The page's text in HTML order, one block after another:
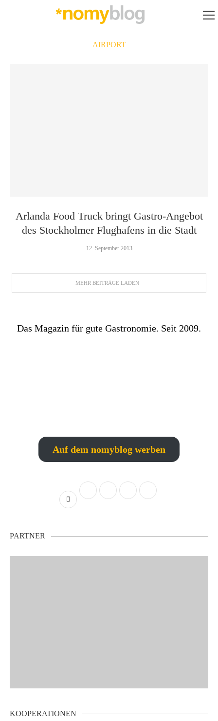
AIRPORT
Arlanda Food Truck bringt Gastro-Angebot
des Stockholmer Flughafens in die Stadt
12. September 2013
MEHR BEITRÄGE LADEN
Das Magazin für gute Gastronomie. Seit 2009.
Auf dem nomyblog werben
PARTNER
KOOPERATIONEN